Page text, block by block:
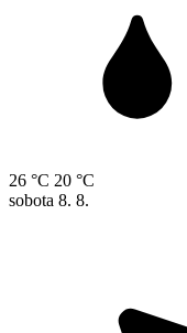
26 °C 20 °C
sobota 8. 8.